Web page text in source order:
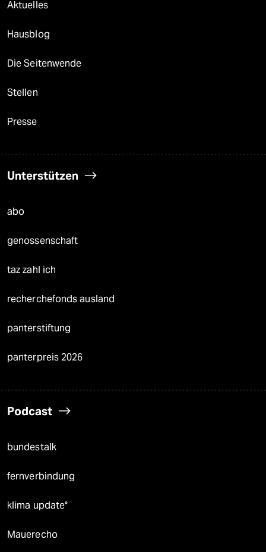
Aktuelles
Hausblog
Die Seitenwende
Stellen
Presse
Unterstützen
abo
genossenschaft
taz zahl ich
recherchefonds ausland
panterstiftung
panterpreis 2026
Podcast
bundestalk
fernverbindung
klima update°
Mauerecho